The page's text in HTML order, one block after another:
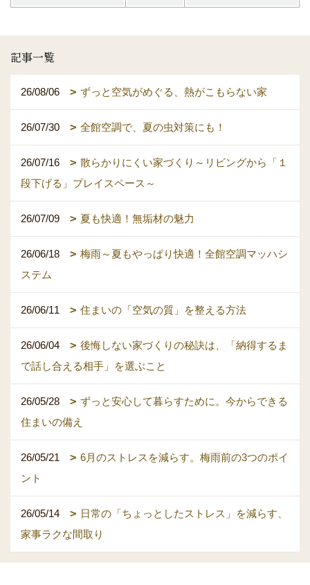
記事一覧
26/08/06 ずっと空気がめぐる、熱がこもらない家
26/07/30 全館空調で、夏の虫対策にも！
26/07/16
散らかりにくい家づくり～リビングから「１
段下げる」プレイスペース～
26/07/09 夏も快適！無垢材の魅力
26/06/18
梅雨～夏もやっぱり快適！全館空調マッハシ
ステム
26/06/11 住まいの「空気の質」を整える方法
26/06/04
後悔しない家づくりの秘訣は、「納得するま
で話し合える相手」を選ぶこと
26/05/28
ずっと安心して暮らすために。今からできる
住まいの備え
26/05/21
6月のストレスを減らす。梅雨前の3つのポイ
ント
26/05/14
日常の「ちょっとしたストレス」を減らす、
家事ラクな間取り